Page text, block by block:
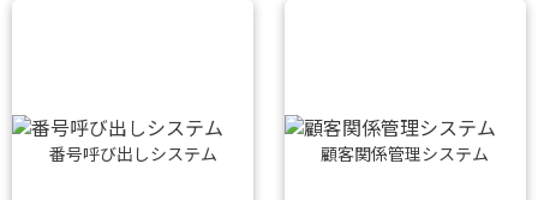
番号呼び出しシステム 顧客関係管理システム